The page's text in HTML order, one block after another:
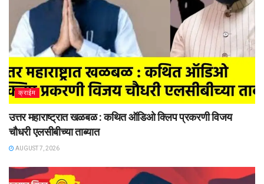
क्राईम
उत्तर महाराष्ट्रात खळबळ : कथित ऑडिओ क्लिप प्रकरणी विजय
चौधरी एलसीबीच्या ताब्यात
AUGUST 7, 2026